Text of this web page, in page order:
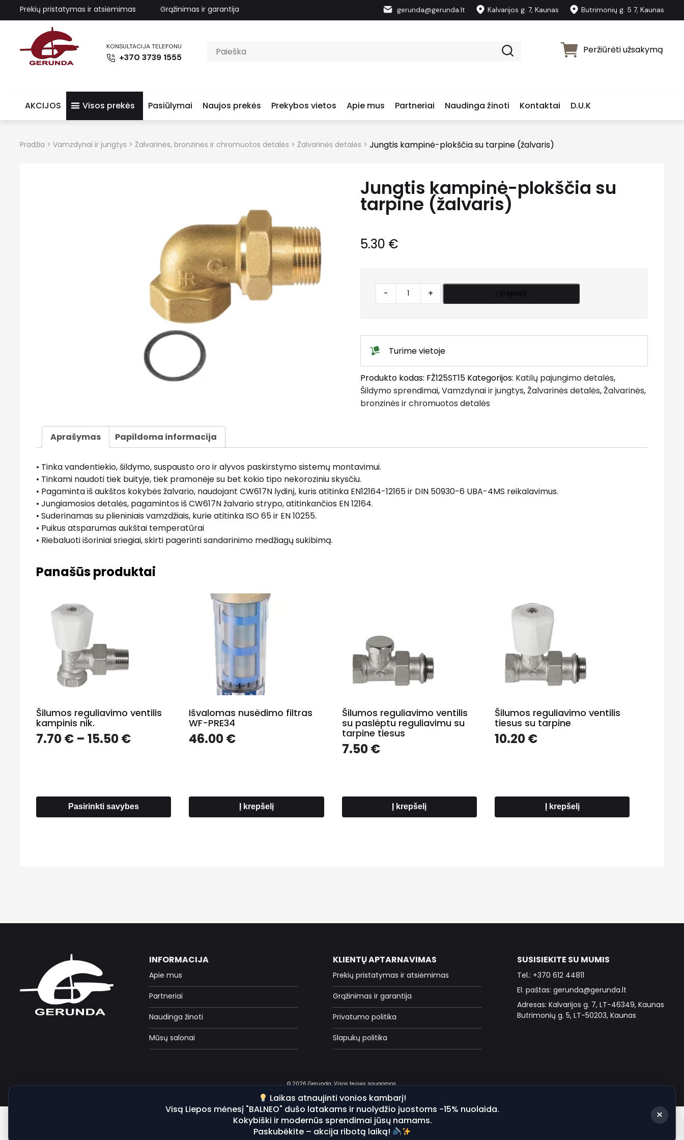
Prekių pristatymas ir atsiėmimas Grąžinimas ir garantija gerunda@gerunda.lt Kalvarijos g. 7, Kaunas Butrimonių g. 5 7, Kaunas
KONSULTACIJA TELEFONU
+370 3739 1555
Peržiūrėti užsakymą
AKCIJOS Visos prekės Pasiūlymai Naujos prekės Prekybos vietos Apie mus Partneriai Naudinga žinoti Kontaktai D.U.K
Pradžia > Vamzdynai ir jungtys > Žalvarinės, bronzinės ir chromuotos detalės > Žalvarinės detalės > Jungtis kampinė-plokščia su tarpine (žalvaris)
Jungtis kampinė-plokščia su
tarpine (žalvaris)
5.30 €
kampinė-
(žalvaris)
quantity
- + Į krepšelį
Turime vietoje
Produkto kodas: FŽ125ST15 Kategorijos: Katilų pajungimo detalės,
Šildymo sprendimai,Vamzdynai ir jungtys,Žalvarinės detalės,Žalvarinės,
bronzinės ir chromuotos detalės
Aprašymas Papildoma informacija
• Tinka vandentiekio, šildymo, suspausto oro ir alyvos paskirstymo sistemų montavimui.
• Tinkami naudoti tiek buityje, tiek pramonėje su bet kokio tipo nekoroziniu skysčiu.
• Pagaminta iš aukštos kokybės žalvario, naudojant CW617N lydinį, kuris atitinka EN12164-12165 ir DIN 50930-6 UBA-4MS reikalavimus.
• Jungiamosios detalės, pagamintos iš CW617N žalvario strypo, atitinkančios EN 12164.
• Suderinamas su plieniniais vamzdžiais, kurie atitinka ISO 65 ir EN 10255.
• Puikus atsparumas aukštai temperatūrai
• Riebaluoti išoriniai sriegiai, skirti pagerinti sandarinimo medžiagų sukibimą.
Panašūs produktai
Šilumos reguliavimo ventilis
kampinis nik.
7.70€ – 15.50€Price
Pasirinkti savybes
Išvalomas nusėdimo filtras
WF-PRE34
46.00€
Į krepšelį
Šilumos reguliavimo ventilis
su paslėptu reguliavimu su
tarpine tiesus
7.50€
Į krepšelį
Šilumos reguliavimo ventilis
tiesus su tarpine
10.20€
Į krepšelį
INFORMACIJA
Apie mus
Partneriai
Naudinga žinoti
Mūsų salonai
KLIENTŲ APTARNAVIMAS
Prekių pristatymas ir atsiėmimas
Grąžinimas ir garantija
Privatumo politika
Slapukų politika
SUSISIEKITE SU MUMIS
Tel.: +370 612 44811
El. paštas: gerunda@gerunda.lt
Adresas: Kalvarijos g. 7, LT-46349, Kaunas
Butrimonių g. 5, LT-50203, Kaunas
© 2026 Gerunda. Visos teisės saugomos.
Laikas atnaujinti vonios kambarį!
Visą Liepos mėnesį "BALNEO" dušo latakams ir nuolydžio juostoms -15% nuolaida.
Kokybiški ir modernūs sprendimai jūsų namams.
Paskubėkite – akcija ribotą laiką!
×